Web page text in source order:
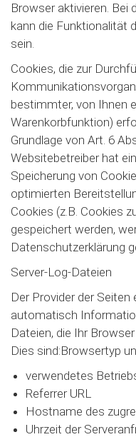
Browser aktivieren. Bei
kann die Funktionalität
sein.
Cookies, die zur
bestimmter, von Ihnen
Warenkorbfunktion)
Grundlage von Art. 6
Websitebetreiber hat
Speicherung von
optimierten
Cookies (z.B. Cookies
gespeichert werden,
Datenschutzerklärung
Server-Log-Dateien
Der Provider der
automatisch
Dateien, die Ihr
Dies sind:Browsertyp
verwendetes
Referrer URL
Hostname des
Uhrzeit der